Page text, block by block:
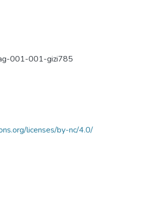
001-001-gizi785
licenses/by-nc/4.0/